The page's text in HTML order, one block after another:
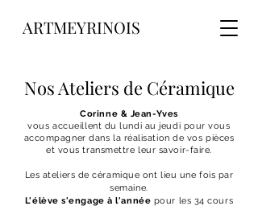
ARTMEYRINOIS
Nos Ateliers de Céramique
Corinne & Jean-Yves
vous accueillent du lundi au jeudi pour vous
accompagner dans la réalisation de vos pièces
et vous transmettre leur savoir-faire.
Les ateliers de céramique ont lieu une fois par
semaine.
L'élève s'engage à l'année pour les 34 cours